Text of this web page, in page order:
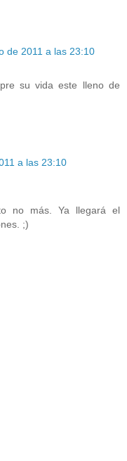
de 2011 a las 23:10
su vida este lleno de
a las 23:10
no más. Ya llegará el
;)